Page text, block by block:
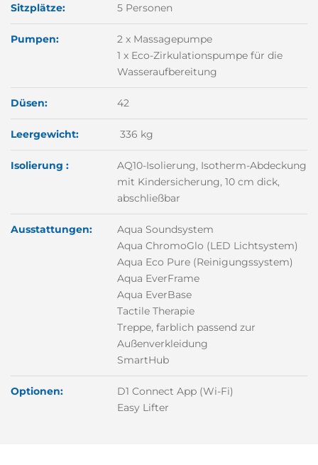
Sitzplätze: 5 Personen
Pumpen:
2 x Massagepumpe
1 x Eco-Zirkulationspumpe für die
Wasseraufbereitung
Düsen: 42
Leergewicht: 336 kg
Isolierung :
AQ10-Isolierung, Isotherm-Abdeckung
mit Kindersicherung, 10 cm dick,
abschließbar
Ausstattungen:
Aqua Soundsystem
Aqua ChromoGlo (LED Lichtsystem)
Aqua Eco Pure (Reinigungssystem)
Aqua EverFrame
Aqua EverBase
Tactile Therapie
Treppe, farblich passend zur
Außenverkleidung
SmartHub
Optionen:
D1 Connect App (Wi-Fi)
Easy Lifter